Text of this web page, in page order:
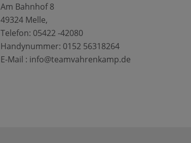
Am Bahnhof 8
49324 Melle,
Telefon: 05422 -42080
Handynummer: 0152 56318264
E-Mail : info@teamvahrenkamp.de